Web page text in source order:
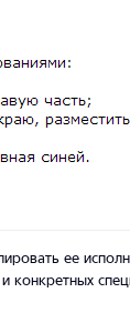
ее
конкретных